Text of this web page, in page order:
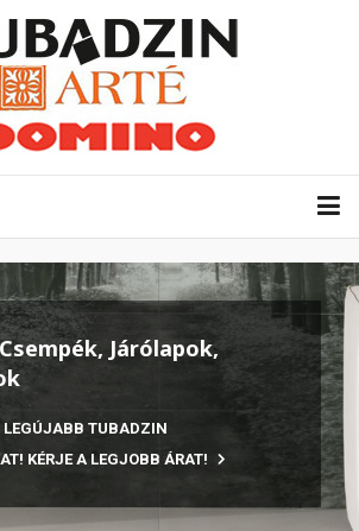
Járólapok,
LEGÚJABB TUBADZIN
KÉRJE A LEGJOBB ÁRAT!